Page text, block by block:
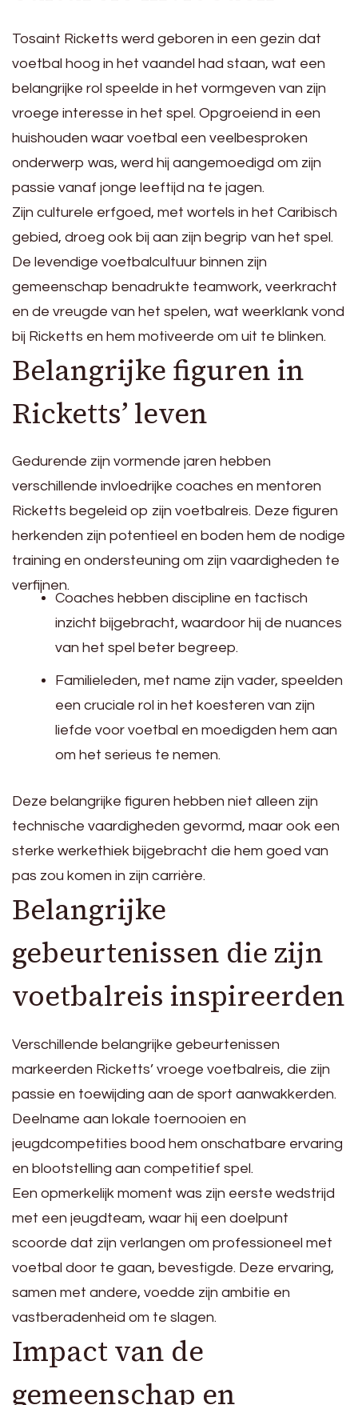
Tosaint Ricketts werd geboren in een gezin dat
voetbal hoog in het vaandel had staan, wat een
belangrijke rol speelde in het vormgeven van zijn
vroege interesse in het spel. Opgroeiend in een
huishouden waar voetbal een veelbesproken
onderwerp was, werd hij aangemoedigd om zijn
passie vanaf jonge leeftijd na te jagen.
Zijn culturele erfgoed, met wortels in het Caribisch
gebied, droeg ook bij aan zijn begrip van het spel.
De levendige voetbalcultuur binnen zijn
gemeenschap benadrukte teamwork, veerkracht
en de vreugde van het spelen, wat weerklank vond
bij Ricketts en hem motiveerde om uit te blinken.
Belangrijke figuren in
Ricketts’ leven
Gedurende zijn vormende jaren hebben
verschillende invloedrijke coaches en mentoren
Ricketts begeleid op zijn voetbalreis. Deze figuren
herkenden zijn potentieel en boden hem de nodige
training en ondersteuning om zijn vaardigheden te
verfijnen.
Coaches hebben discipline en tactisch
inzicht bijgebracht, waardoor hij de nuances
van het spel beter begreep.
Familieleden, met name zijn vader, speelden
een cruciale rol in het koesteren van zijn
liefde voor voetbal en moedigden hem aan
om het serieus te nemen.
Deze belangrijke figuren hebben niet alleen zijn
technische vaardigheden gevormd, maar ook een
sterke werkethiek bijgebracht die hem goed van
pas zou komen in zijn carrière.
Belangrijke
gebeurtenissen die zijn
voetbalreis inspireerden
Verschillende belangrijke gebeurtenissen
markeerden Ricketts’ vroege voetbalreis, die zijn
passie en toewijding aan de sport aanwakkerden.
Deelname aan lokale toernooien en
jeugdcompetities bood hem onschatbare ervaring
en blootstelling aan competitief spel.
Een opmerkelijk moment was zijn eerste wedstrijd
met een jeugdteam, waar hij een doelpunt
scoorde dat zijn verlangen om professioneel met
voetbal door te gaan, bevestigde. Deze ervaring,
samen met andere, voedde zijn ambitie en
vastberadenheid om te slagen.
Impact van de
gemeenschap en